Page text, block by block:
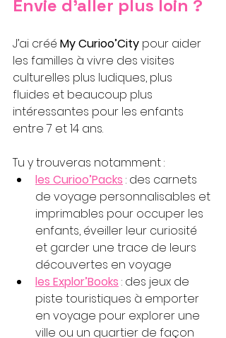
Envie d’aller plus loin ?
J’ai créé My Curioo’City pour aider
les familles à vivre des visites
culturelles plus ludiques, plus
fluides et beaucoup plus
intéressantes pour les enfants
entre 7 et 14 ans.
Tu y trouveras notamment :
les Curioo’Packs : des carnets
de voyage personnalisables et
imprimables pour occuper les
enfants, éveiller leur curiosité
et garder une trace de leurs
découvertes en voyage
les Explor’Books : des jeux de
piste touristiques à emporter
en voyage pour explorer une
ville ou un quartier de façon